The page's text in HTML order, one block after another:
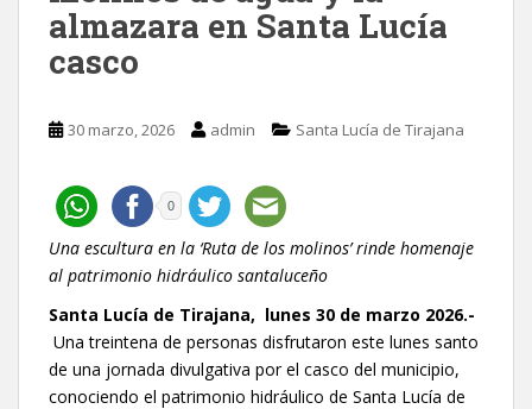
almazara en Santa Lucía
casco
30 marzo, 2026 admin Santa Lucía de Tirajana
0
Una escultura en la ‘Ruta de los molinos’ rinde homenaje
al patrimonio hidráulico santaluceño
Santa Lucía de Tirajana, lunes 30 de marzo 2026.-
Una treintena de personas disfrutaron este lunes santo
de una jornada divulgativa por el casco del municipio,
conociendo el patrimonio hidráulico de Santa Lucía de